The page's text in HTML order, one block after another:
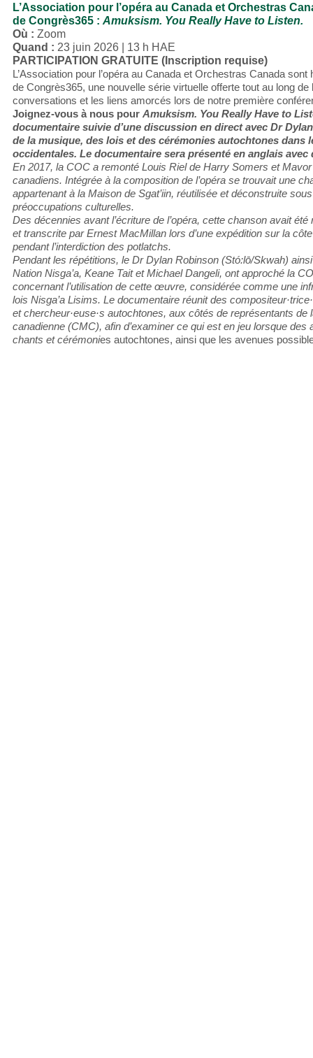
L’Association pour l’opéra au Canada et Orchestras
de Congrès365 : Amuksism. You Really Have to Listen.
Où : Zoom
Quand : 23 juin 2026 | 13 h HAE
PARTICIPATION GRATUITE (Inscription requise)
L’Association pour l’opéra au Canada et Orchestras Canada
de Congrès365, une nouvelle série virtuelle offerte tout au long de
conversations et les liens amorcés lors de notre première
Joignez-vous à nous pour Amuksism. You Really Have to
documentaire suivie d’une discussion en direct avec Dr
de la musique, des lois et des cérémonies autochtones dans
occidentales. Le documentaire sera présenté en anglais
En 2017, la COC a remonté Louis Riel de Harry Somers et
canadiens. Intégrée à la composition de l’opéra se trouvait une
appartenant à la Maison de Sgat’iin, réutilisée et déconstruite
préoccupations culturelles.
Des décennies avant l’écriture de l’opéra, cette chanson avait
et transcrite par Ernest MacMillan lors d’une expédition sur la
pendant l’interdiction des potlatchs.
Pendant les répétitions, le Dr Dylan Robinson (Stó:lō/Skwah)
Nation Nisga’a, Keane Tait et Michael Dangeli, ont approché la
concernant l’utilisation de cette œuvre, considérée comme une
lois Nisga’a Lisims. Le documentaire réunit des
et chercheur·euse·s autochtones, aux côtés de représentants
canadienne (CMC), afin d’examiner ce qui est en jeu lorsque des
chants et cérémonies autochtones, ainsi que les avenues